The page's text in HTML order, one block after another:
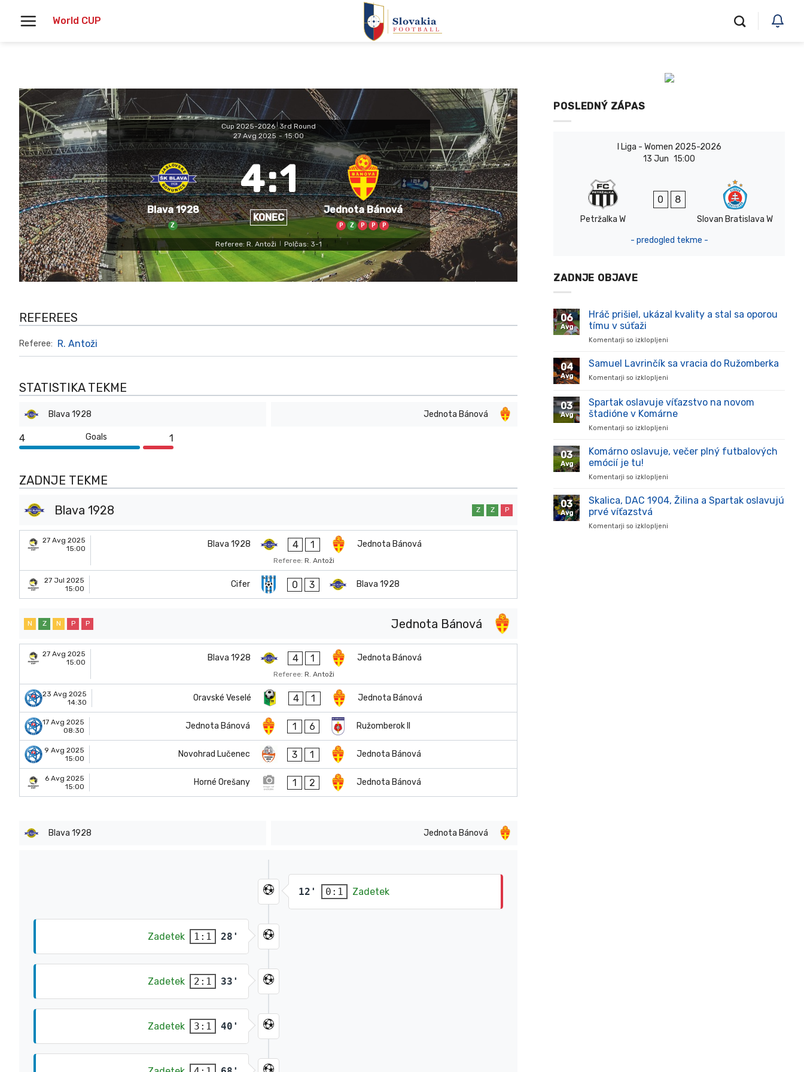
World CUP
Cup 2025-2026 3rd Round
27 Avg 2025 - 15:00
Blava 1928
Z
4:1
KONEC
Jednota Bánová
P Z P P P
Referee: R. Antoži Polčas: 3-1
REFEREES
Referee: R. Antoži
STATISTIKA TEKME
Blava 1928 Jednota Bánová
4 Goals 1
ZADNJE TEKME
Blava 1928 Z Z P
27 Avg 2025
15:00
Blava 1928 4 1 Jednota Bánová
Referee:R. Antoži
27 Jul 2025
15:00
Cifer 0 3 Blava 1928
Jednota Bánová
N Z N P P
27 Avg 2025
15:00
Blava 1928 4 1 Jednota Bánová
Referee:R. Antoži
23 Avg 2025
14:30
Oravské Veselé 4 1 Jednota Bánová
17 Avg 2025
08:30
Jednota Bánová 1 6 Ružomberok II
9 Avg 2025
15:00
Novohrad Lučenec 3 1 Jednota Bánová
6 Avg 2025
15:00
Horné Orešany 1 2 Jednota Bánová
Blava 1928 Jednota Bánová
12' 0:1 Zadetek
Zadetek 1:1 28'
Zadetek 2:1 33'
Zadetek 3:1 40'
POSLEDNÝ ZÁPAS
I Liga - Women 2025-2026
13 Jun 15:00
Petržalka W
0 8
Slovan Bratislava W
- predogled tekme -
ZADNJE OBJAVE
06
Avg
Hráč prišiel, ukázal kvality a stal sa oporou
tímu v súťaži
Komentarji so izklopljeni
prišiel,
stal
sa
súťaži
04
Avg
Samuel Lavrinčík sa vracia do Ružomberka
Komentarji so izklopljeni
Lavrinčík
vracia
03
Avg
Spartak oslavuje víťazstvo na novom
štadióne v Komárne
Komentarji so izklopljeni
oslavuje
v
03
Avg
Komárno oslavuje, večer plný futbalových
emócií je tu!
Komentarji so izklopljeni
oslavuje,
03
Avg
Skalica, DAC 1904, Žilina a Spartak oslavujú
prvé víťazstvá
Komentarji so izklopljeni